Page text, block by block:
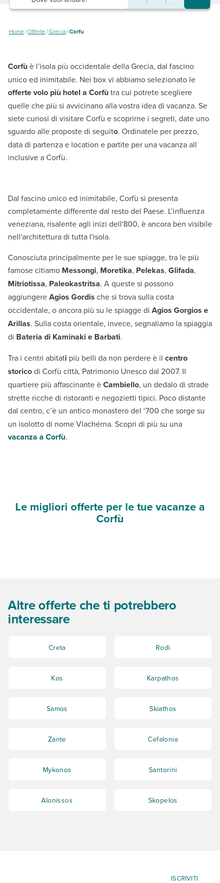
Home/Offerte/Grecia/Corfu
Corfùè l’isola più occidentale della Grecia, dal fascino
unico ed inimitabile. Nei box vi abbiamo selezionato le
offerte volo più hotel a Corfùtra cui potrete scegliere
quelle che più si avvicinano alla vostra idea di vacanza. Se
siete curiosi di visitare Corfù e scoprirne i segreti, date uno
sguardo alle propostedi seguito. Ordinatele per prezzo,
data di partenza e location e partite per una vacanza all
inclusive a Corfù.
Dal fascino unico ed inimitabile, Corfù si presenta
completamente differente dal resto del Paese. L’influenza
veneziana, risalente agli inizi dell'800, è ancora ben visibile
nell'architettura di tutta l'isola.
Conosciuta principalmente per le sue spiagge, tra le più
famose citiamo Messongi, Moretika, Pelekas, Glifada,
Mitriotissa, Paleokastritsa. A queste si possono
aggiungereAgios Gordis che si trova sulla costa
occidentale, o ancora più su le spiagge di Agios Gorgios e
Arillas. Sulla costa orientale, invece, segnaliamo la spiaggia
di Bateria di Kaminaki e Barbati.
Tra i centri abitati più belli da non perdere è il centro
storicodi Corfù città, Patrimonio Unesco dal 2007. Il
quartiere più affascinante èCambiello, un dedalo di strade
strette ricche di ristoranti e negozietti tipici. Poco distante
dal centro, c’è un antico monastero del ‘700 che sorge su
un isolotto di nome Vlachérna. Scopri di più su una
vacanza a Corfù.
Le migliori offerte per le tue vacanze a
Corfù
Altre offerte che ti potrebbero
interessare
Creta Rodi
Kos Karpathos
Samos Skiathos
Zante Cefalonia
Mykonos Santorini
Alonissos Skopelos
ISCRIVITI